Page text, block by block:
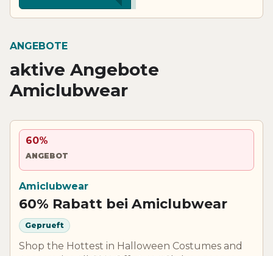
ANGEBOTE
aktive Angebote
Amiclubwear
60%
ANGEBOT
Amiclubwear
60% Rabatt bei Amiclubwear
Geprueft
Shop the Hottest in Halloween Costumes and